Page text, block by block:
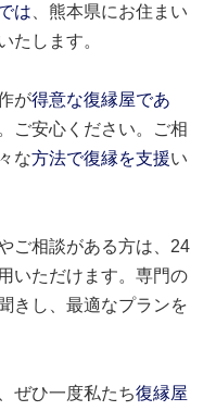
は 、熊本県にお住まい
たします。
が得意な復縁屋であ
ご安心ください。ご相
な方法で復縁を支援い
ご相談がある方は、24
いただけます。専門の
きし、最適なプランを
ぜひ一度私たち復縁屋